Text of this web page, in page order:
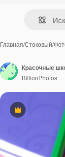
Главная/Стоковый/
Премиум
Красочные
BillionPhotos